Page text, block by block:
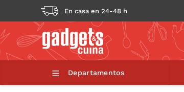
En casa en 24-48 h
Departamentos